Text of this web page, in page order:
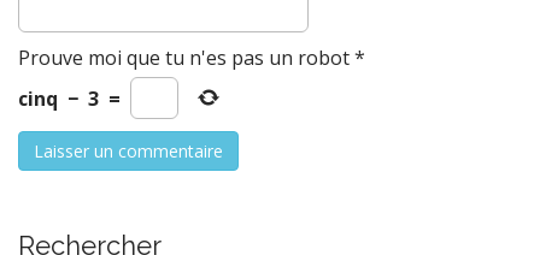
Prouve moi que tu n'es pas un robot*
cinq − 3 =
Rechercher